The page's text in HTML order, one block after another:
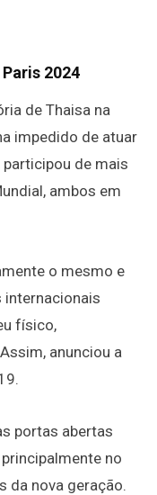
2024
de Thaisa na
impedido de atuar
de mais
ambos em
o mesmo e
físico,
anunciou a
portas abertas
no
da nova geração.